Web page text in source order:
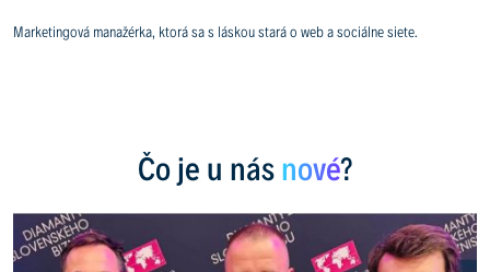
Marketingová manažérka, ktorá sa s láskou stará o web a sociálne siete.
Čo je u násnové?